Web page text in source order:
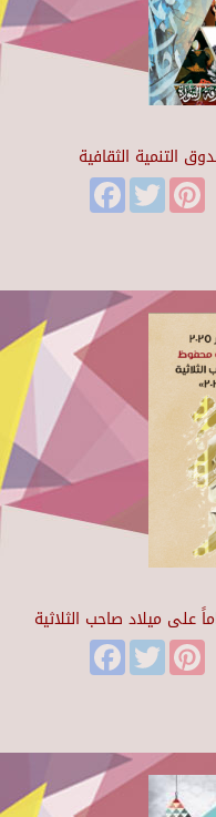
التنمية الثقافية
FacebookTwitter
FacebookTwitter